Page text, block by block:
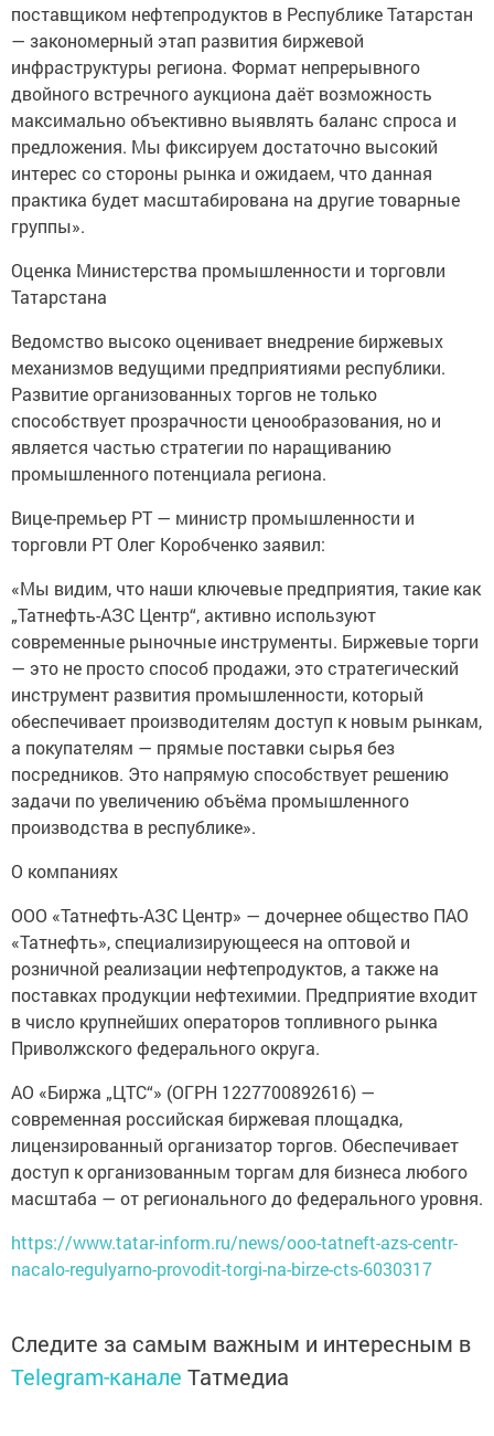
поставщиком нефтепродуктов в Республике Татарстан
— закономерный этап развития биржевой
инфраструктуры региона. Формат непрерывного
двойного встречного аукциона даёт возможность
максимально объективно выявлять баланс спроса и
предложения. Мы фиксируем достаточно высокий
интерес со стороны рынка и ожидаем, что данная
практика будет масштабирована на другие товарные
группы».
Оценка Министерства промышленности и торговли
Татарстана
Ведомство высоко оценивает внедрение биржевых
механизмов ведущими предприятиями республики.
Развитие организованных торгов не только
способствует прозрачности ценообразования, но и
является частью стратегии по наращиванию
промышленного потенциала региона.
Вице-премьер РТ — министр промышленности и
торговли РТ Олег Коробченко заявил:
«Мы видим, что наши ключевые предприятия, такие как
„Татнефть-АЗС Центр“, активно используют
современные рыночные инструменты. Биржевые торги
— это не просто способ продажи, это стратегический
инструмент развития промышленности, который
обеспечивает производителям доступ к новым рынкам,
а покупателям — прямые поставки сырья без
посредников. Это напрямую способствует решению
задачи по увеличению объёма промышленного
производства в республике».
О компаниях
ООО «Татнефть-АЗС Центр» — дочернее общество ПАО
«Татнефть», специализирующееся на оптовой и
розничной реализации нефтепродуктов, а также на
поставках продукции нефтехимии. Предприятие входит
в число крупнейших операторов топливного рынка
Приволжского федерального округа.
АО «Биржа „ЦТС“» (ОГРН 1227700892616) —
современная российская биржевая площадка,
лицензированный организатор торгов. Обеспечивает
доступ к организованным торгам для бизнеса любого
масштаба — от регионального до федерального уровня.
https://www.tatar-inform.ru/news/ooo-tatneft-azs-centr-
nacalo-regulyarno-provodit-torgi-na-birze-cts-6030317
Следите за самым важным и интересным в
Telegram-канале Татмедиа